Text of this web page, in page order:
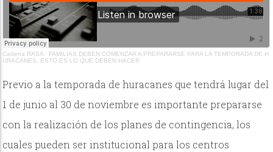
Cadena RASA · FAMILIAS DEBEN COMENZAR A PREPARARSE PARA LA TEMPORADA DE H
URACANES, ESTO ES LO QUE DEBEN HACER
Previo a la temporada de huracanes que tendrá lugar del
1 de junio al 30 de noviembre es importante prepararse
con la realización de los planes de contingencia, los
cuales pueden ser institucional para los centros